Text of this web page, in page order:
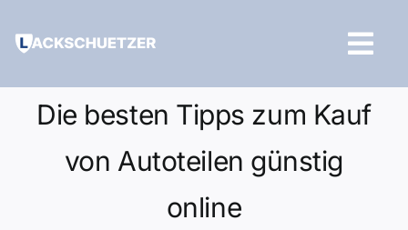
Inhalt
Die besten Tipps zum Kauf
von Autoteilen günstig
online